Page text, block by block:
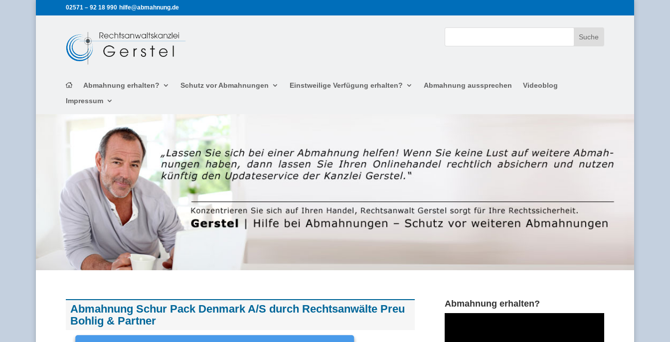
02571 – 92 18 990 hilfe@abmahnung.de
Abmahnung erhalten? Schutz vor Abmahnungen Einstweilige Verfügung erhalten? Abmahnung aussprechen
Videoblog
Impressum
Abmahnung Schur Pack Denmark A/S durch Rechtsanwälte Preu
Bohlig & Partner
Abmahnung erhalten?